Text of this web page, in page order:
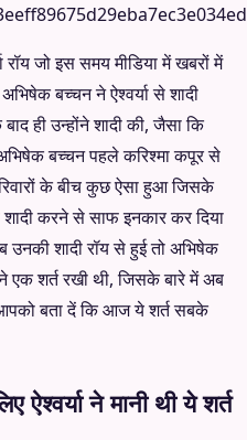
जो इस समय मीडिया में खबरों में
बच्चन ने ऐश्वर्या से शादी
ही उन्होंने शादी की, जैसा कि
बच्चन पहले करिश्मा कपूर से
के बीच कुछ ऐसा हुआ जिसके
करने से साफ इनकार कर दिया
उनकी शादी रॉय से हुई तो अभिषेक
शर्त रखी थी, जिसके बारे में अब
बता दें कि आज ये शर्त सबके
ने मानी थी ये शर्त